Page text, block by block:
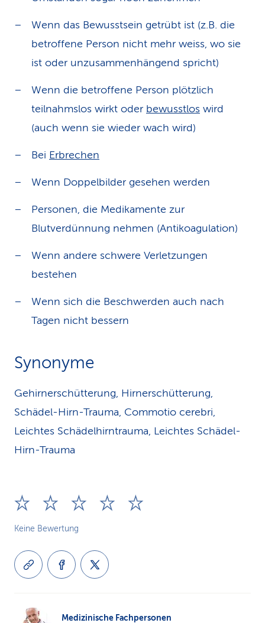
Wenn das Bewusstsein getrübt ist (z.B. die
betroffene Person nicht mehr weiss, wo sie
ist oder unzusammenhängend spricht)
Wenn die betroffene Person plötzlich
teilnahmslos wirkt oder bewusstlos wird
(auch wenn sie wieder wach wird)
Bei Erbrechen
Wenn Doppelbilder gesehen werden
Personen, die Medikamente zur
Blutverdünnung nehmen (Antikoagulation)
Wenn andere schwere Verletzungen
bestehen
Wenn sich die Beschwerden auch nach
Tagen nicht bessern
Synonyme
Gehirnerschütterung, Hirnerschütterung,
Schädel-Hirn-Trauma, Commotio cerebri,
Leichtes Schädelhirntrauma, Leichtes Schädel-
Hirn-Trauma
Keine Bewertung
Medizinische Fachpersonen